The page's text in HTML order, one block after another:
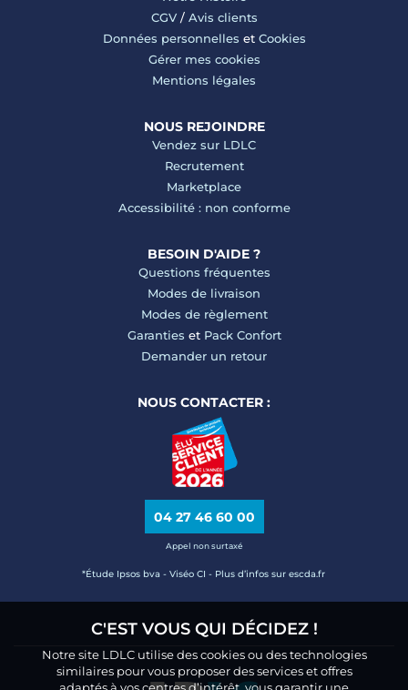
CGV/ Avis clients
Données personnelles et Cookies
Gérer mes cookies
Mentions légales
NOUS REJOINDRE
Vendez sur LDLC
Recrutement
Marketplace
Accessibilité : non conforme
BESOIN D'AIDE ?
Questions fréquentes
Modes de livraison
Modes de règlement
Garanties et Pack Confort
Demander un retour
NOUS CONTACTER :
04 27 46 60 00
Appel non surtaxé
*Étude Ipsos bva - Viséo CI - Plus d’infos sur escda.fr
C'EST VOUS QUI DÉCIDEZ !
Notre site LDLC utilise des cookies ou des technologies
similaires pour vous proposer des services et offres